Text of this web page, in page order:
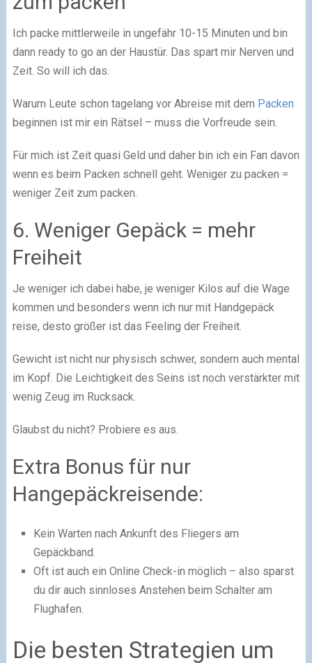
Ich packe mittlerweile in ungefähr 10-15 Minuten und bin
dann ready to go an der Haustür. Das spart mir Nerven und
Zeit. So will ich das.
Warum Leute schon tagelang vor Abreise mit dem Packen
beginnen ist mir ein Rätsel – muss die Vorfreude sein.
Für mich ist Zeit quasi Geld und daher bin ich ein Fan davon
wenn es beim Packen schnell geht. Weniger zu packen =
weniger Zeit zum packen.
6. Weniger Gepäck = mehr
Freiheit
Je weniger ich dabei habe, je weniger Kilos auf die Wage
kommen und besonders wenn ich nur mit Handgepäck
reise, desto größer ist das Feeling der Freiheit.
Gewicht ist nicht nur physisch schwer, sondern auch mental
im Kopf. Die Leichtigkeit des Seins ist noch verstärkter mit
wenig Zeug im Rucksack.
Glaubst du nicht? Probiere es aus.
Extra Bonus für nur
Hangepäckreisende:
Kein Warten nach Ankunft des Fliegers am
Gepäckband.
Oft ist auch ein Online Check-in möglich – also sparst
du dir auch sinnloses Anstehen beim Schalter am
Flughafen.
Die besten Strategien um